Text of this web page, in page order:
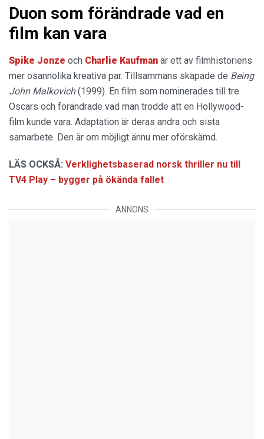
Duon som förändrade vad en
film kan vara
Spike Jonze och Charlie Kaufman är ett av filmhistoriens
mer osannolika kreativa par. Tillsammans skapade de Being
John Malkovich(1999). En film som nominerades till tre
Oscars och förändrade vad man trodde att en Hollywood-
film kunde vara. Adaptation är deras andra och sista
samarbete. Den är om möjligt ännu mer oförskämd.
LÄS OCKSÅ: Verklighetsbaserad norsk thriller nu till
TV4 Play – bygger på ökända fallet
ANNONS